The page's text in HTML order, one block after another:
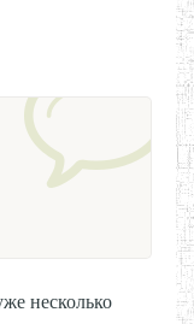
несколько